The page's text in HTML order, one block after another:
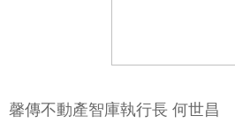
馨傳不動產智庫執行長 何世昌